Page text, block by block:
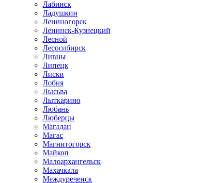
Лабинск
Ладушкин
Лениногорск
Ленинск-Кузнецкий
Лесной
Лесосибирск
Ливны
Липецк
Лиски
Лобня
Лысьва
Лыткарино
Любань
Люберцы
Магадан
Магас
Магнитогорск
Майкоп
Малоархангельск
Махачкала
Междуреченск